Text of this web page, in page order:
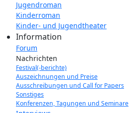
Jugendroman
Kinderroman
Kinder- und Jugendtheater
Information
Forum
Nachrichten
Festival(-berichte)
Auszeichnungen und Preise
Ausschreibungen und Call for Papers
Sonstiges
Konferenzen, Tagungen und Seminare